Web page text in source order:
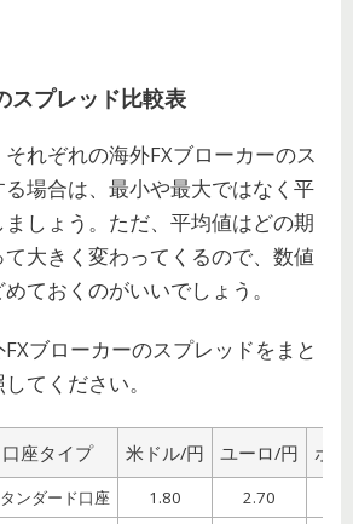
スプレッド比較表
れぞれの海外FXブローカーのス
場合は、最小や最大ではなく平
しょう。ただ、平均値はどの期
大きく変わってくるので、数値
ておくのがいいでしょう。
ブローカーのスプレッドをまと
てください。
口座タイプ 米ドル/円 ユーロ/円 ポ
ンダード口座 1.80 2.70